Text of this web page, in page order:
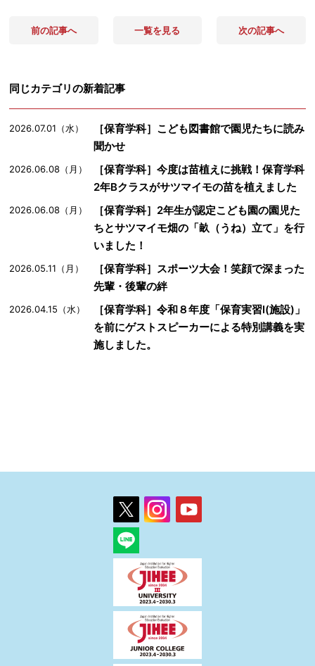
前の記事へ 一覧を見る 次の記事へ
同じカテゴリの新着記事
2026.07.01（水）
［保育学科］こども図書館で園児たちに読み
聞かせ
2026.06.08（月）
［保育学科］今度は苗植えに挑戦！保育学科
2年Bクラスがサツマイモの苗を植えました
2026.06.08（月）
［保育学科］2年生が認定こども園の園児た
ちとサツマイモ畑の「畝（うね）立て」を行
いました！
2026.05.11（月）
［保育学科］スポーツ大会！笑顔で深まった
先輩・後輩の絆
2026.04.15（水）
［保育学科］令和８年度「保育実習Ⅰ(施設)」
を前にゲストスピーカーによる特別講義を実
施しました。